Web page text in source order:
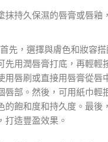
抹持久保濕的唇膏或唇釉
首先，選擇與膚色和妝容
先用潤唇膏打底，再輕輕
用唇刷或直接用唇膏從唇
唇部。然後，可用紙巾輕
的飽和度和持久度。最後
打造豐盈效果。